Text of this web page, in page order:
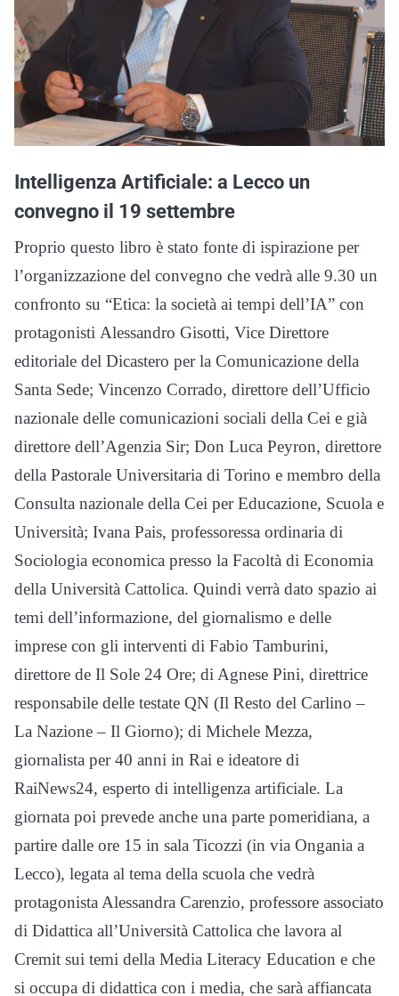
Intelligenza Artificiale: a Lecco un
convegno il 19 settembre
Proprio questo libro è stato fonte di ispirazione per
l’organizzazione del convegno che vedrà alle 9.30 un
confronto su “Etica: la società ai tempi dell’IA” con
protagonisti Alessandro Gisotti, Vice Direttore
editoriale del Dicastero per la Comunicazione della
Santa Sede; Vincenzo Corrado, direttore dell’Ufficio
nazionale delle comunicazioni sociali della Cei e già
direttore dell’Agenzia Sir; Don Luca Peyron, direttore
della Pastorale Universitaria di Torino e membro della
Consulta nazionale della Cei per Educazione, Scuola e
Università; Ivana Pais, professoressa ordinaria di
Sociologia economica presso la Facoltà di Economia
della Università Cattolica. Quindi verrà dato spazio ai
temi dell’informazione, del giornalismo e delle
imprese con gli interventi di Fabio Tamburini,
direttore de Il Sole 24 Ore; di Agnese Pini, direttrice
responsabile delle testate QN (Il Resto del Carlino –
La Nazione – Il Giorno); di Michele Mezza,
giornalista per 40 anni in Rai e ideatore di
RaiNews24, esperto di intelligenza artificiale. La
giornata poi prevede anche una parte pomeridiana, a
partire dalle ore 15 in sala Ticozzi (in via Ongania a
Lecco), legata al tema della scuola che vedrà
protagonista Alessandra Carenzio, professore associato
di Didattica all’Università Cattolica che lavora al
Cremit sui temi della Media Literacy Education e che
si occupa di didattica con i media, che sarà affiancata